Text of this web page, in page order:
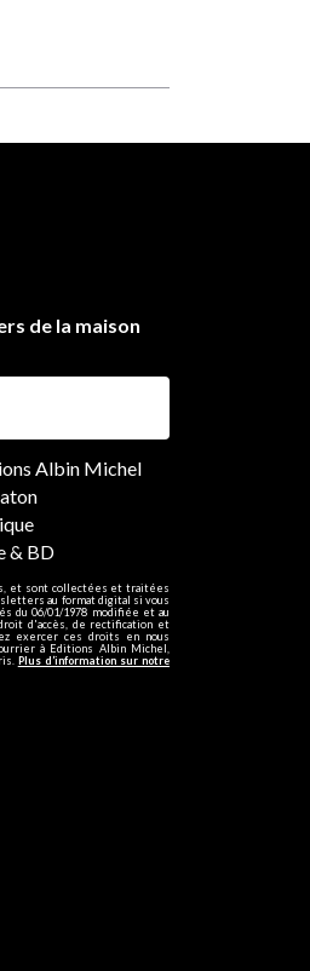
de la maison
Albin Michel
& BD
et sont collectées et traitées
au format digital si vous
du 06/01/1978 modifiée et au
d'accès, de rectification et
exercer ces droits en nous
à Editions Albin Michel,
Plus d’information sur notre